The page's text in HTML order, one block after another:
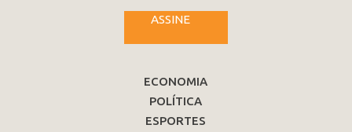
ASSINE
ECONOMIA
POLÍTICA
ESPORTES